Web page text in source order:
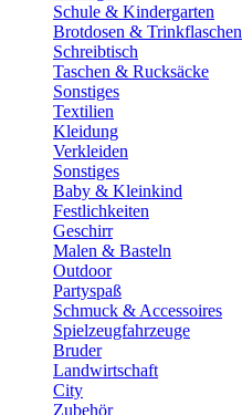
Schule & Kindergarten
Brotdosen & Trinkflaschen
Schreibtisch
Taschen & Rucksäcke
Sonstiges
Textilien
Kleidung
Verkleiden
Sonstiges
Baby & Kleinkind
Festlichkeiten
Geschirr
Malen & Basteln
Outdoor
Partyspaß
Schmuck & Accessoires
Spielzeugfahrzeuge
Bruder
Landwirtschaft
City
Zubehör